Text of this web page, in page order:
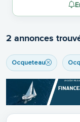
2 annonces
Ocqueteau